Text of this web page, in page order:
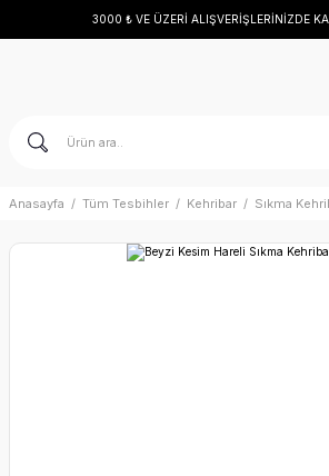
3000 ₺ VE ÜZERİ ALIŞVERİŞLERİNİZDE
Anasayfa Tüm Tesbihler Kehribar Sıkma